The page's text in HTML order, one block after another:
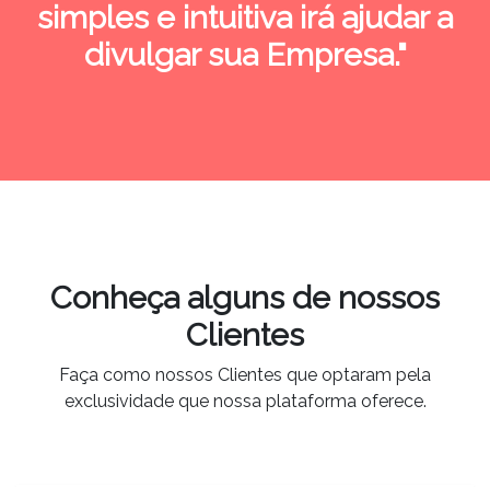
simples e intuitiva irá ajudar a
divulgar sua Empresa."
Conheça alguns de nossos
Clientes
Faça como nossos Clientes que optaram pela
exclusividade que nossa plataforma oferece.